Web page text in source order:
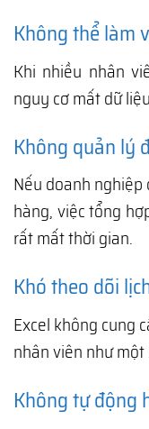
Không thể làm
Khi nhiều nhân
nguy cơ mất dữ
Không quản lý
Nếu doanh
hàng, việc tổng
rất mất thời gian.
Khó theo dõi
Excel không cung
nhân viên như
Không tự động